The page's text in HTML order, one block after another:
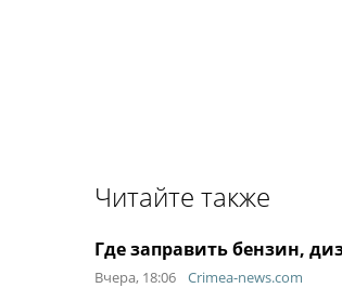
Читайте также
Где заправить бензин,
Вчера, 18:06 Crimea-news.com